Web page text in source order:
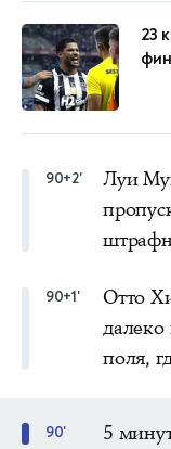
23
90+2'
Луи
90+1'
Отто
поля,
90' 5